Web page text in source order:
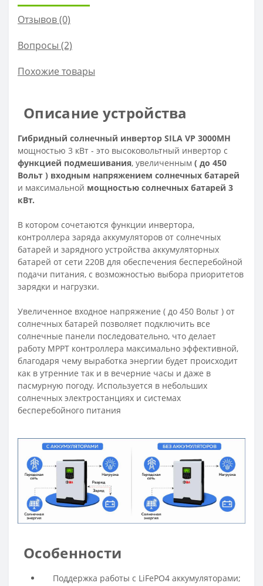
Отзывов (0)
Вопросы (2)
Похожие товары
Описание устройства
Гибридный солнечный инвертор SILA VP 3000MH
мощностью 3 кВт - это высоковольтный инвертор с
функцией подмешивания, увеличенным ( до 450
Вольт ) входным напряжением солнечных батарей
и максимальной мощностью солнечных батарей 3
кВт.
В котором сочетаются функции инвертора,
контроллера заряда аккумуляторов от солнечных
батарей и зарядного устройства аккумуляторных
батарей от сети 220В для обеспечения бесперебойной
подачи питания, с возможностью выбора приоритетов
зарядки и нагрузки.
Увеличенное входное напряжение ( до 450 Вольт ) от
солнечных батарей позволяет подключить все
солнечные панели последовательно, что делает
работу MPPT контроллера максимально эффективной,
благодаря чему выработка энергии будет происходит
как в утренние так и в вечерние часы и даже в
пасмурную погоду. Используется в небольших
солнечных электростанциях и системах
бесперебойного питания
Особенности
Поддержка работы с LiFePO4 аккумуляторами;